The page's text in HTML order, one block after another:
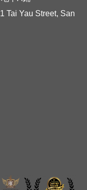
Tai Yau Street, San